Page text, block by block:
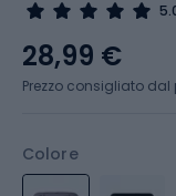
Colore
28,99 €
Prezzo consigliato dal